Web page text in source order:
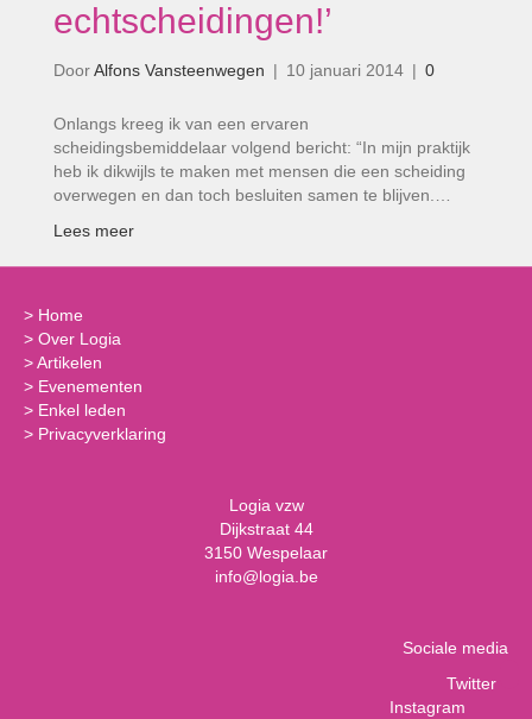
echtscheidingen!’
DoorAlfons Vansteenwegen | 10 januari 2014 | 0
Onlangs kreeg ik van een ervaren
scheidingsbemiddelaar volgend bericht: “In mijn praktijk
heb ik dikwijls te maken met mensen die een scheiding
overwegen en dan toch besluiten samen te blijven.…
Lees meer
> Home
> Over Logia
>Artikelen
> Evenementen
> Enkel leden
> Privacyverklaring
Logia vzw
Dijkstraat 44
3150 Wespelaar
info@logia.be
Sociale media
Twitter
Instagram